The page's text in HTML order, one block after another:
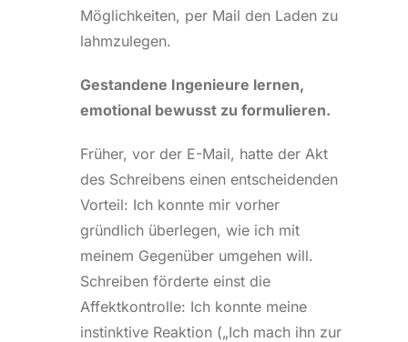
Möglichkeiten, per Mail den Laden zu
lahmzulegen.
Gestandene Ingenieure lernen,
emotional bewusst zu formulieren.
Früher, vor der E-Mail, hatte der Akt
des Schreibens einen entscheidenden
Vorteil: Ich konnte mir vorher
gründlich überlegen, wie ich mit
meinem Gegenüber umgehen will.
Schreiben förderte einst die
Affektkontrolle: Ich konnte meine
instinktive Reaktion („Ich mach ihn zur